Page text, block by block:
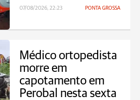
07/08/2026, 22:23 PONTA GROSSA
Médico ortopedista
morre em
capotamento em
Perobal nesta sexta